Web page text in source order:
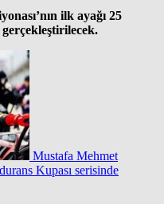
ilk ayağı 25
Mustafa Mehmet
Kupası serisinde